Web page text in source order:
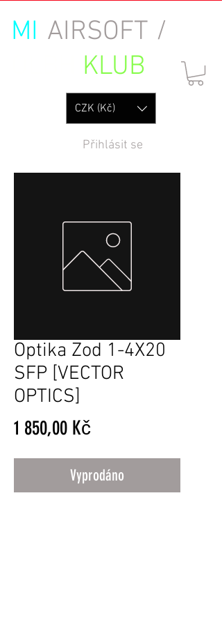
MI AIRSOFT /
KLUB
Přihlásit se
CZK (Kč)
Optika Zod 1-4X20
SFP [VECTOR
OPTICS]
1 850,00 KčCena
Vyprodáno